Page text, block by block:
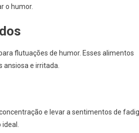
o humor.
flutuações de humor. Esses alimentos
ansiosa e irritada.
e levar a sentimentos de